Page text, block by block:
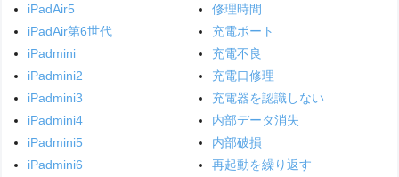
iPadAir5
iPadAir第6世代
iPadmini
iPadmini2
iPadmini3
iPadmini4
iPadmini5
iPadmini6
修理時間
充電ポート
充電不良
充電口修理
充電器を認識しない
内部データ消失
内部破損
再起動を繰り返す